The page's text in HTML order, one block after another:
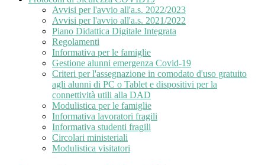
Avvisi per l'avvio all'a.s. 2022/2023
Avvisi per l'avvio all'a.s. 2021/2022
Piano Didattica Digitale Integrata
Regolamenti
Informativa per le famiglie
Gestione alunni emergenza Covid-19
Criteri per l'assegnazione in comodato d'uso gratuito
agli alunni di PC o Tablet e dispositivi per la
connettività utili alla DAD
Modulistica per le famiglie
Informativa lavoratori fragili
Informativa studenti fragili
Circolari ministeriali
Modulistica visitatori